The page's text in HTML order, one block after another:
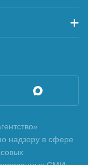
надзору в сфере